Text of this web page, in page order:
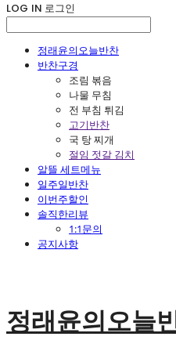
LOG IN 로그인
정래윤의오늘반찬
반찬구경
조림 볶음
나물 무침
전 부침 튀김
고기반찬
국 탕 찌개
절임 젓갈 김치
알뜰 세트메뉴
일주일반찬
이번주할인
솔직한리뷰
1:1문의
공지사항
정래윤의오늘